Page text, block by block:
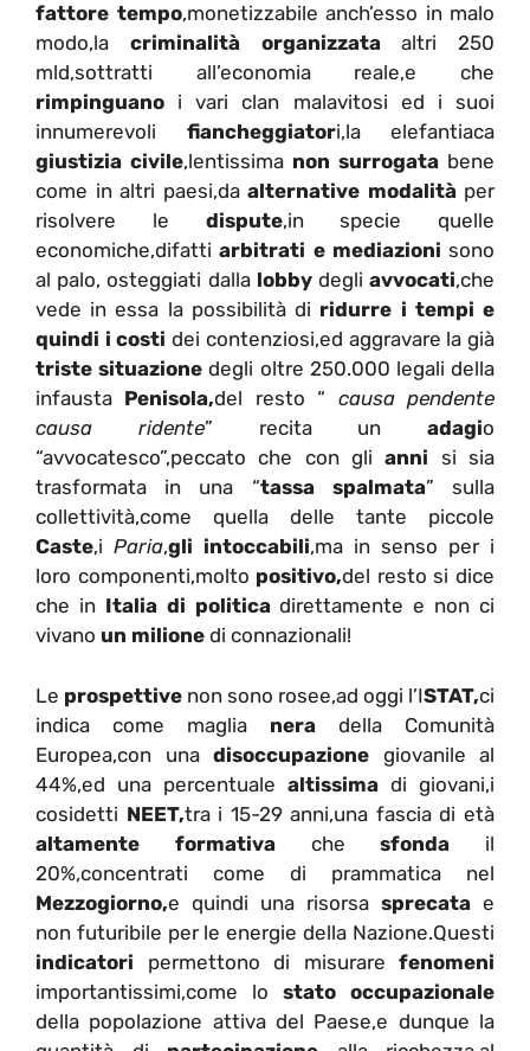
fattore tempo,monetizzabile anch’esso in malo
modo,la criminalità organizzataaltri 250
mld,sottratti all’economia reale,e che
rimpinguano i vari clan malavitosi ed i suoi
innumerevoli fiancheggiatori,la elefantiaca
giustizia civile,lentissima non surrogata bene
come in altri paesi,da alternative modalitàper
risolvere le dispute,in specie quelle
economiche,difattiarbitrati e mediazioni sono
al palo, osteggiati dalla lobbydegliavvocati,che
vede in essa la possibilità di ridurre i tempi e
quindi i costi dei contenziosi,ed aggravare la già
triste situazione degli oltre 250.000 legali della
infausta Penisola,del resto “ causa pendente
causa ridente” recita un adagio
“avvocatesco”,peccato che con glianni si sia
trasformata in una “tassa spalmata” sulla
collettività,come quella delle tante piccole
Caste,i Paria,gli intoccabili,ma in senso per i
loro componenti,molto positivo,del resto si dice
che in Italia di politicadirettamente e non ci
vivano un milione di connazionali!
Le prospettive non sono rosee,ad oggi l’ISTAT,ci
indica come maglia nera della Comunità
Europea,con una disoccupazione giovanile al
44%,ed una percentuale altissima di giovani,i
cosidetti NEET,tra i 15-29 anni,una fascia di età
altamente formativa chesfonda il
20%,concentrati come di prammatica nel
Mezzogiorno,e quindi una risorsa sprecata e
non futuribile per le energie della Nazione.Questi
indicatori permettono di misurare fenomeni
importantissimi,come lo stato occupazionale
della popolazione attiva del Paese,e dunque la